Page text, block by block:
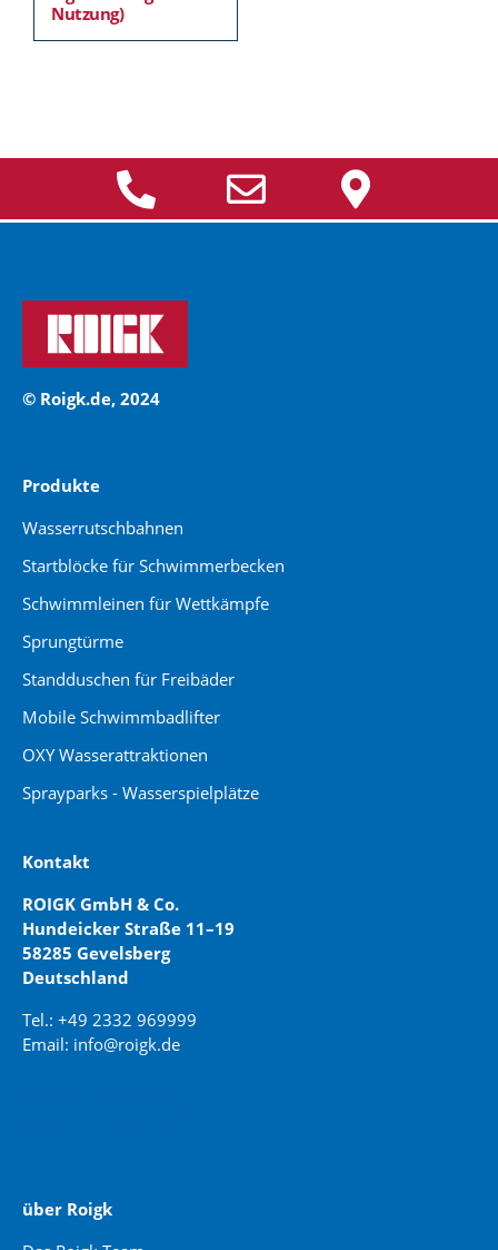
Nutzung)
© Roigk.de, 2024
Produkte
Wasserrutschbahnen
Startblöcke für Schwimmerbecken
Schwimmleinen für Wettkämpfe
Sprungtürme
Standduschen für Freibäder
Mobile Schwimmbadlifter
OXY Wasserattraktionen
Sprayparks - Wasserspielplätze
Kontakt
ROIGK GmbH & Co.
Hundeicker Straße 11–19
58285 Gevelsberg
Deutschland
Tel.: +49 2332 969999
Email: info@roigk.de
über Roigk